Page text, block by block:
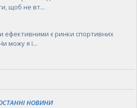
щоб не вт...
ефективними є ринки спортивних
можу я ї...
НОВИНИ